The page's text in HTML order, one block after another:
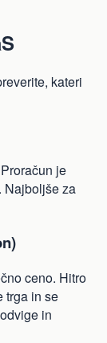
kateri
je
Najboljše za
ceno. Hitro
trga in se
in